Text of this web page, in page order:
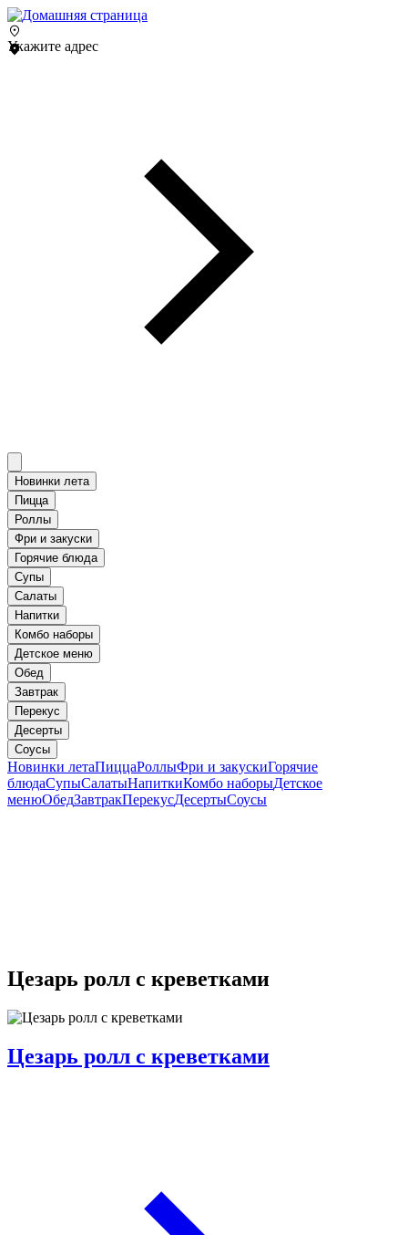
Укажите адрес
Новинки лета
Пицца
Роллы
Фри и закуски
Горячие блюда
Супы
Салаты
Напитки
Комбо наборы
Детское меню
Обед
Завтрак
Перекус
Десерты
Соусы
Новинки летаПиццаРоллыФри и закускиГорячие
блюдаСупыСалатыНапиткиКомбо наборыДетское
менюОбедЗавтракПерекусДесертыСоусы
Цезарь ролл с креветками
Цезарь ролл с креветками